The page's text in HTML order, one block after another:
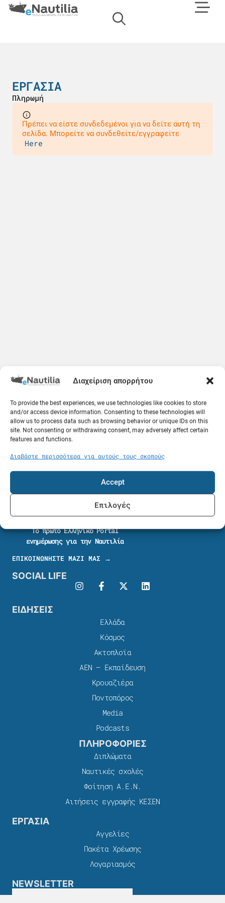
Διαχείριση απορρήτου
To provide the best experiences, we use technologies like cookies to store
and/or access device information. Consenting to these technologies will
allow us to process data such as browsing behavior or unique IDs on this
site. Not consenting or withdrawing consent, may adversely affect certain
features and functions.
Διαβάστε περισσότερα για αυτούς τους σκοπούς
Accept
Επιλογές
ΕΡΓΑΣΙΑ
Πληρωμή
Πρέπει να είστε συνδεδεμένοι για να δείτε αυτή τη
σελίδα. Μπορείτε να συνδεθείτε/εγγραφείτε
Here
Το πρώτο Ελληνικό Portal
ενημέρωσης για την Ναυτιλία
ΕΠΙΚΟΙΝΩΝΗΣΤΕ ΜΑΖΙ ΜΑΣ →
SOCIAL LIFE
ΕΙΔΗΣΕΙΣ
Ελλάδα
Κόσμος
Ακτοπλοϊα
ΑΕΝ – Εκπαίδευση
Κρουαζιέρα
Ποντοπόρος
Media
Podcasts
ΠΛΗΡΟΦΟΡΙΕΣ
Διπλώματα
Ναυτικές σχολές
Φοίτηση Α.Ε.Ν.
Αιτήσεις εγγραφής ΚΕΣΕΝ
ΕΡΓΑΣΙΑ
Αγγελίες
Πακέτα Χρέωσης​
Λογαριασμός
NEWSLETTER